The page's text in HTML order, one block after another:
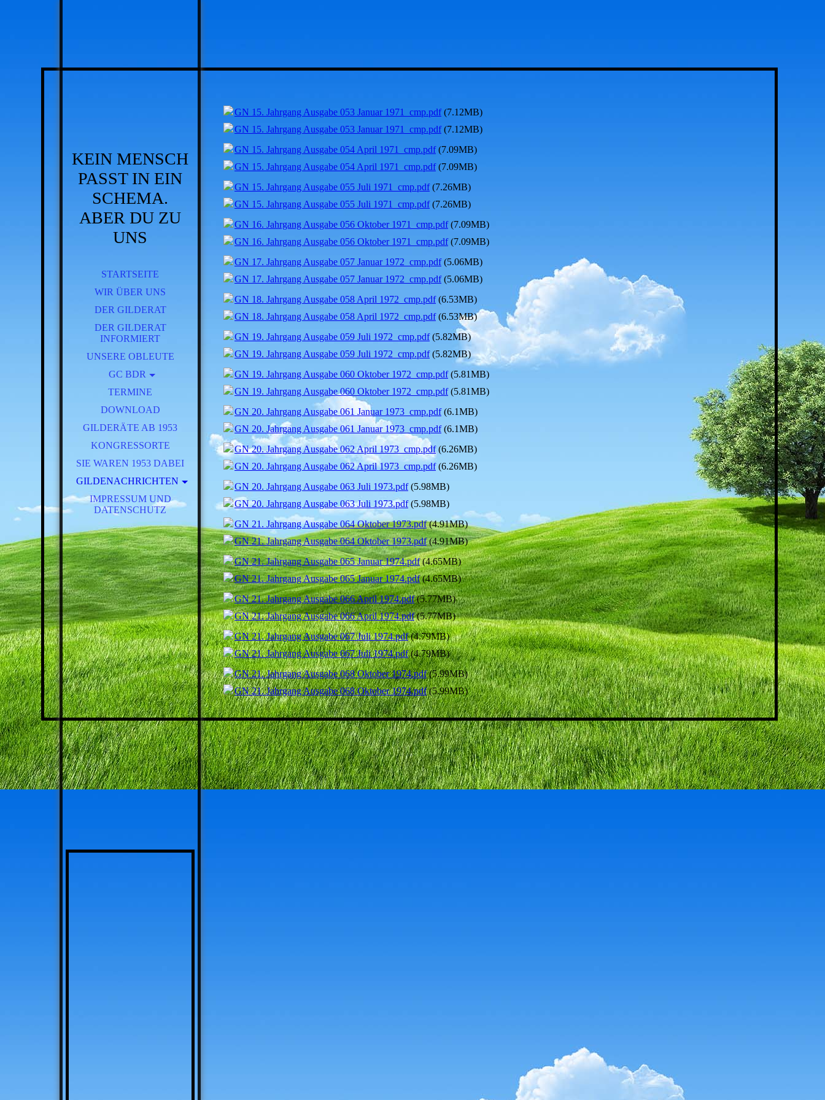
KEIN MENSCH
PASST IN EIN
SCHEMA.
ABER DU ZU
UNS
STARTSEITE
WIR ÜBER UNS
DER GILDERAT
DER GILDERAT
INFORMIERT
UNSERE OBLEUTE
GC BDR
BRT 2025
TERMINE
DOWNLOAD
GILDERÄTE AB 1953
KONGRESSORTE
SIE WAREN 1953 DABEI
GILDENACHRICHTEN
FESTSCHRIFT 125 JAHRE
BEG
AKTUELL
JAHRGANG 1957 - 1961
JAHRGANG 1961 - 1965
JAHRGANG 1966 - 1970
JAHRGANG 1971 - 1974
IMPRESSUM UND
DATENSCHUTZ
GN 15. Jahrgang Ausgabe 053 Januar 1971_cmp.pdf(7.12MB)
GN 15. Jahrgang Ausgabe 053 Januar 1971_cmp.pdf(7.12MB)
GN 15. Jahrgang Ausgabe 054 April 1971_cmp.pdf(7.09MB)
GN 15. Jahrgang Ausgabe 054 April 1971_cmp.pdf(7.09MB)
GN 15. Jahrgang Ausgabe 055 Juli 1971_cmp.pdf(7.26MB)
GN 15. Jahrgang Ausgabe 055 Juli 1971_cmp.pdf(7.26MB)
GN 16. Jahrgang Ausgabe 056 Oktober 1971_cmp.pdf(7.09MB)
GN 16. Jahrgang Ausgabe 056 Oktober 1971_cmp.pdf(7.09MB)
GN 17. Jahrgang Ausgabe 057 Januar 1972_cmp.pdf(5.06MB)
GN 17. Jahrgang Ausgabe 057 Januar 1972_cmp.pdf(5.06MB)
GN 18. Jahrgang Ausgabe 058 April 1972_cmp.pdf(6.53MB)
GN 18. Jahrgang Ausgabe 058 April 1972_cmp.pdf(6.53MB)
GN 19. Jahrgang Ausgabe 059 Juli 1972_cmp.pdf(5.82MB)
GN 19. Jahrgang Ausgabe 059 Juli 1972_cmp.pdf(5.82MB)
GN 19. Jahrgang Ausgabe 060 Oktober 1972_cmp.pdf(5.81MB)
GN 19. Jahrgang Ausgabe 060 Oktober 1972_cmp.pdf(5.81MB)
GN 20. Jahrgang Ausgabe 061 Januar 1973_cmp.pdf(6.1MB)
GN 20. Jahrgang Ausgabe 061 Januar 1973_cmp.pdf(6.1MB)
GN 20. Jahrgang Ausgabe 062 April 1973_cmp.pdf(6.26MB)
GN 20. Jahrgang Ausgabe 062 April 1973_cmp.pdf(6.26MB)
GN 20. Jahrgang Ausgabe 063 Juli 1973.pdf(5.98MB)
GN 20. Jahrgang Ausgabe 063 Juli 1973.pdf(5.98MB)
GN 21. Jahrgang Ausgabe 064 Oktober 1973.pdf(4.91MB)
GN 21. Jahrgang Ausgabe 064 Oktober 1973.pdf(4.91MB)
GN 21. Jahrgang Ausgabe 065 Januar 1974.pdf(4.65MB)
GN 21. Jahrgang Ausgabe 065 Januar 1974.pdf(4.65MB)
GN 21. Jahrgang Ausgabe 066 April 1974.pdf(5.77MB)
GN 21. Jahrgang Ausgabe 066 April 1974.pdf(5.77MB)
GN 21. Jahrgang Ausgabe 067 Juli 1974.pdf(4.79MB)
GN 21. Jahrgang Ausgabe 067 Juli 1974.pdf(4.79MB)
GN 21. Jahrgang Ausgabe 068 Oktober 1974.pdf(5.99MB)
GN 21. Jahrgang Ausgabe 068 Oktober 1974.pdf(5.99MB)